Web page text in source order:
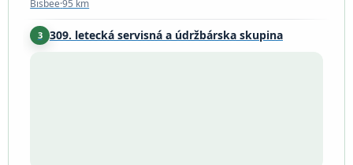
Bisbee·95 km
3 309. letecká servisná a údržbárska skupina